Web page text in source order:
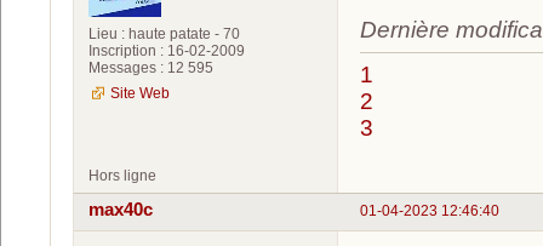
Lieu : haute patate - 70
Inscription : 16-02-2009
Messages : 12 595
Site Web
Dernière
1
2
3
Hors ligne
01-04-2023 12:46:40
max40c